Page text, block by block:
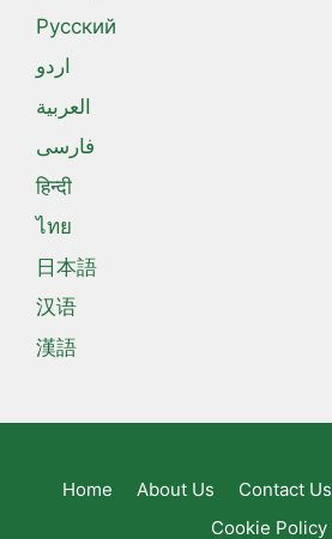
Русский
اردو
العربية
فارسی
हिन्दी
ไทย
日本語
汉语
漢語
Home About Us Contact Us
Cookie Policy